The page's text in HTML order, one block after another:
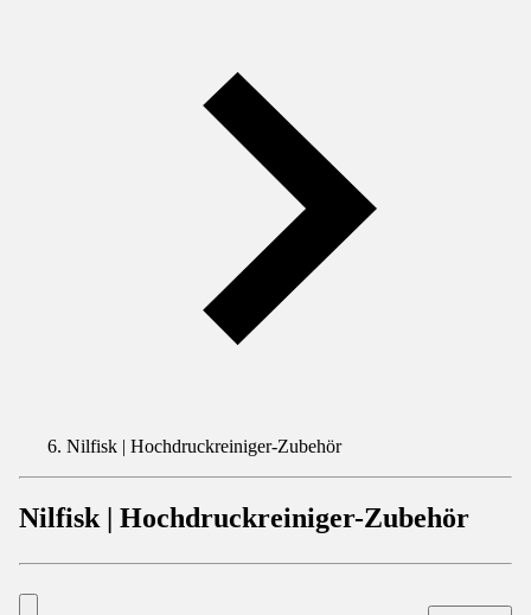
Nilfisk | Hochdruckreiniger-Zubehör
Nilfisk | Hochdruckreiniger-Zubehör